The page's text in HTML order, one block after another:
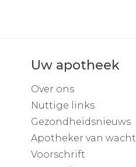
Uw apotheek
Over ons
Nuttige links
Gezondheidsnieuws
Apotheker van wacht
Voorschrift